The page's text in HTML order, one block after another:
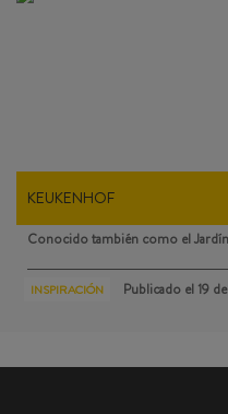
KEUKENHOF
Conocido también como el
INSPIRACIÓN Publicado el 19